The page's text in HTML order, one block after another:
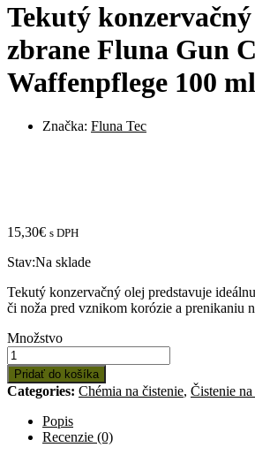
Tekutý
zbrane Fluna Gun
Waffenpflege 100 ml
Značka: Fluna Tec
15,30€ s DPH
Stav:Na sklade
Tekutý konzervačný olej predstavuje
či noža pred vznikom korózie a prenikaniu
Množstvo:
Tekutý
konzervačný
olej
na
zbrane
Fluna
Množstvo
Pridať do košíka
Categories: Chémia na čistenie, Čistenie na
Popis
Recenzie (0)